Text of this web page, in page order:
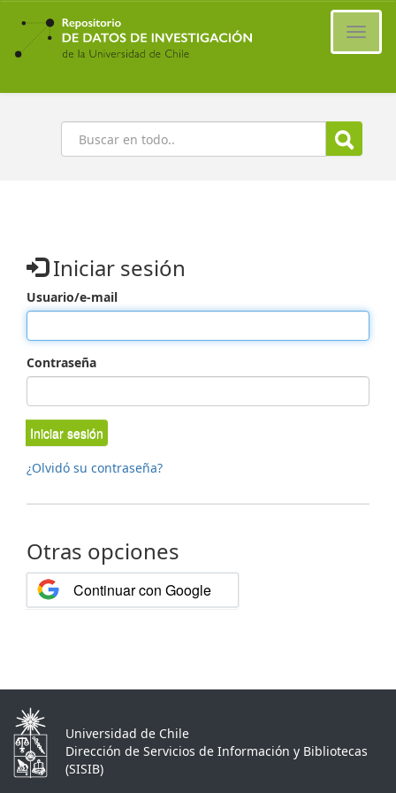
Ir
contenido
principal
Buscar
Iniciar sesión
Usuario/e-mail
Contraseña
Iniciar sesión
¿Olvidó su contraseña?
Otras opciones
Continuar con Google
Universidad de Chile
Dirección de Servicios de Información y Bibliotecas
(SISIB)